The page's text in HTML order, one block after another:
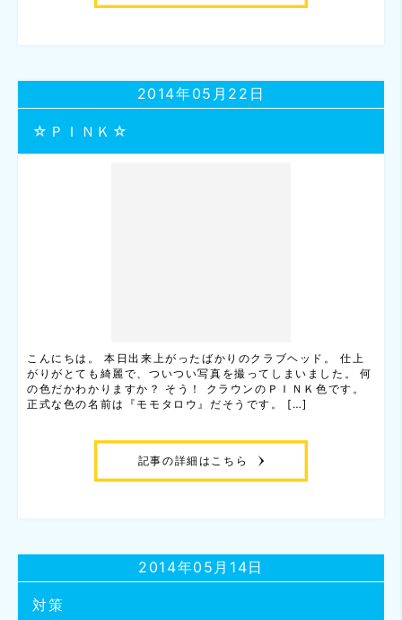
☆ＰＩＮＫ☆
2014年05月22日
こんにちは。 本日出来上がったばかりのクラブヘッド。 仕上
がりがとても綺麗で、ついつい写真を撮ってしまいました。 何
の色だかわかりますか？ そう！ クラウンのＰＩＮＫ色です。
正式な色の名前は『モモタロウ』だそうです。 […]
記事の詳細はこちら
対策
2014年05月14日